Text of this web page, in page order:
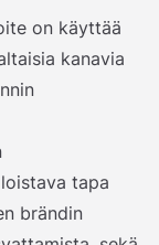
on käyttää
kanavia
tapa
brändin